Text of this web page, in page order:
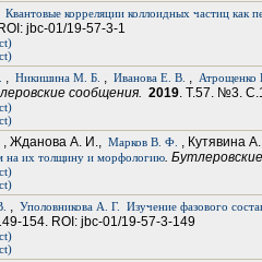
Квантовые корреляции коллоидных частиц как
jbc-01/19-57-3-1
, Никишина М. Б. , Иванова Е. В. ,
сообщения. 2019. Т.57. №3.
, Жданова А. И., Марков В. Ф. , Кутявина
на их толщину и морфологию.
, Уполовникова А. Г. Изучение фазового
154. ROI: jbc-01/19-57-3-149